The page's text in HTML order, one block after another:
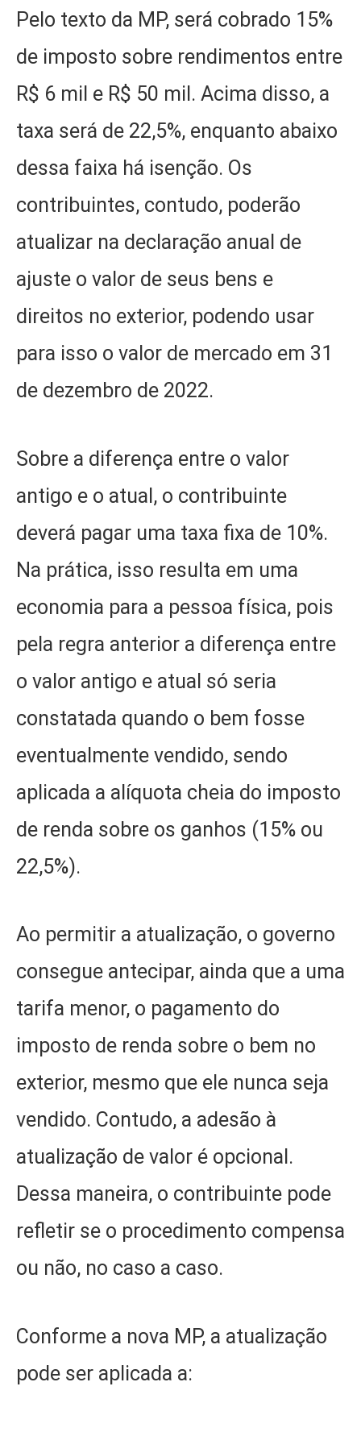
Pelo texto da MP, será cobrado 15%
de imposto sobre rendimentos entre
R$ 6 mil e R$ 50 mil. Acima disso, a
taxa será de 22,5%, enquanto abaixo
dessa faixa há isenção. Os
contribuintes, contudo, poderão
atualizar na declaração anual de
ajuste o valor de seus bens e
direitos no exterior, podendo usar
para isso o valor de mercado em 31
de dezembro de 2022.
Sobre a diferença entre o valor
antigo e o atual, o contribuinte
deverá pagar uma taxa fixa de 10%.
Na prática, isso resulta em uma
economia para a pessoa física, pois
pela regra anterior a diferença entre
o valor antigo e atual só seria
constatada quando o bem fosse
eventualmente vendido, sendo
aplicada a alíquota cheia do imposto
de renda sobre os ganhos (15% ou
22,5%).
Ao permitir a atualização, o governo
consegue antecipar, ainda que a uma
tarifa menor, o pagamento do
imposto de renda sobre o bem no
exterior, mesmo que ele nunca seja
vendido. Contudo, a adesão à
atualização de valor é opcional.
Dessa maneira, o contribuinte pode
refletir se o procedimento compensa
ou não, no caso a caso.
Conforme a nova MP, a atualização
pode ser aplicada a: